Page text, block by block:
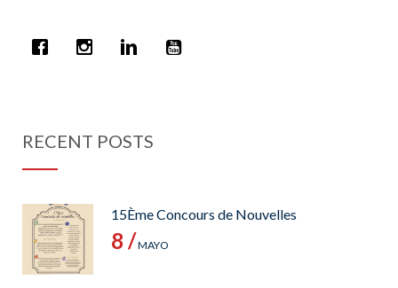
RECENT POSTS
15Ème Concours de Nouvelles
8 /MAYO